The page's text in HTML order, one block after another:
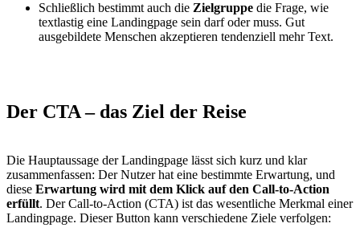
Schließlich bestimmt auch die Zielgruppe die Frage, wie
textlastig eine Landingpage sein darf oder muss. Gut
ausgebildete Menschen akzeptieren tendenziell mehr Text.
Der CTA– das Ziel der Reise
Die Hauptaussage der Landingpage lässt sich kurz und klar
zusammenfassen: Der Nutzer hat eine bestimmte Erwartung, und
diese Erwartung wird mit dem Klick auf den Call-to-Action
erfüllt. Der Call-to-Action (CTA) ist das wesentliche Merkmal einer
Landingpage. Dieser Button kann verschiedene Ziele verfolgen: